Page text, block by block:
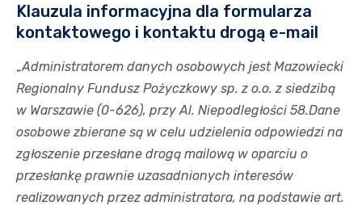
Klauzula informacyjna dla formularza
kontaktowego i kontaktu drogą e-mail
„Administratorem danych osobowych jestMazowiecki
Regionalny Fundusz Pożyczkowy sp. z o.o. z siedzibą
w Warszawie (0-626), przy Al. Niepodległości 58.Dane
osobowe zbierane są w celu udzielenia odpowiedzi na
zgłoszenie przesłane drogą mailową w oparciu o
przesłankę prawnie uzasadnionych interesów
realizowanych przez administratora, na podstawie art.